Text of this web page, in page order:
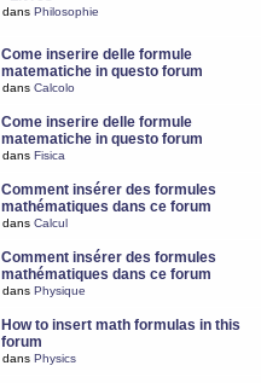
dans Philosophie
Come inserire delle formule
matematiche in questo forum
dans Calcolo
Come inserire delle formule
matematiche in questo forum
dans Fisica
Comment insérer des formules
mathématiques dans ce forum
dans Calcul
Comment insérer des formules
mathématiques dans ce forum
dans Physique
How to insert math formulas in this
forum
dans Physics